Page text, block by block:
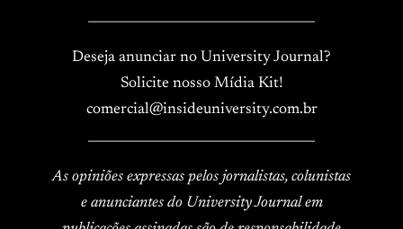
Deseja anunciar no University Journal?
Solicite nosso Mídia Kit!
comercial@insideuniversity.com.br
As opiniões expressas pelos jornalistas, colunistas
e anunciantes do University Journal em